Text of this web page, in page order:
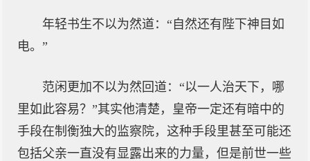
年轻书生不以为然道：“自然还有陛下神目如
电。”
范闲更加不以为然回道：“以一人治天下，哪
里如此容易？”其实他清楚，皇帝一定还有暗中的
手段在制衡独大的监察院，这种手段里甚至可能还
包括父亲一直没有显露出来的力量，但是前世一些